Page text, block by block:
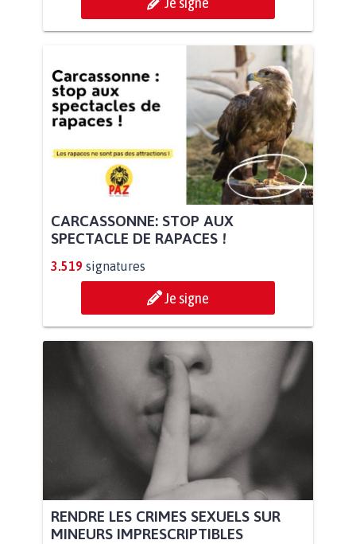
CARCASSONNE: STOP AUX
SPECTACLE DE RAPACES !
3.519 signatures
Je signe
RENDRE LES CRIMES SEXUELS SUR
MINEURS IMPRESCRIPTIBLES